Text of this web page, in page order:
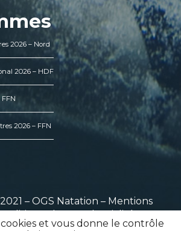
2026 – Nord
2026 – HDF
2026 – FFN
– OGS Natation – Mentions
Politique de confidentialité
cookies et vous donne le contrôle